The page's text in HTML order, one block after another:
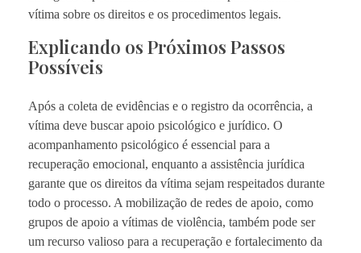
vítima sobre os direitos e os procedimentos legais.
Explicando os Próximos Passos
Possíveis
Após a coleta de evidências e o registro da ocorrência, a
vítima deve buscar apoio psicológico e jurídico. O
acompanhamento psicológico é essencial para a
recuperação emocional, enquanto a assistência jurídica
garante que os direitos da vítima sejam respeitados durante
todo o processo. A mobilização de redes de apoio, como
grupos de apoio a vítimas de violência, também pode ser
um recurso valioso para a recuperação e fortalecimento da